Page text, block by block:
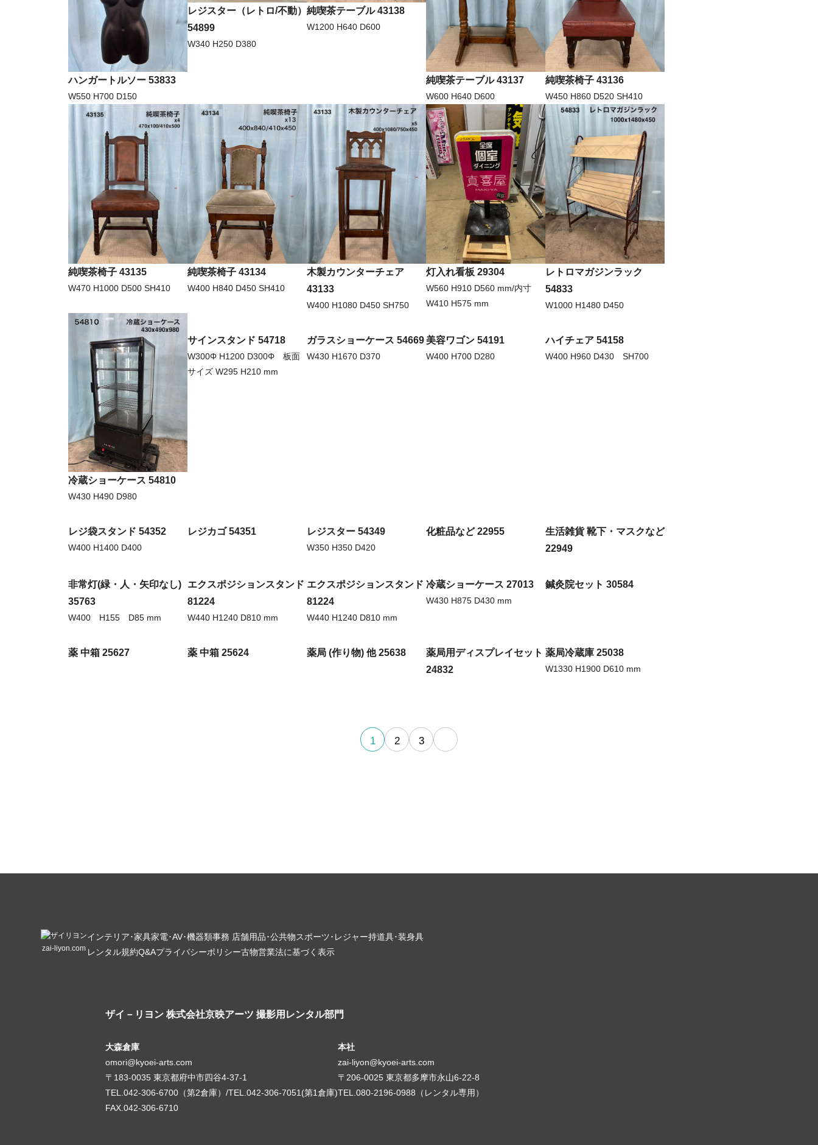
ハンガートルソー 53833
W550 H700 D150
レジスター（レトロ/不動）
54899
W340 H250 D380
純喫茶テーブル 43138
W1200 H640 D600
純喫茶テーブル 43137
W600 H640 D600
純喫茶椅子 43136
W450 H860 D520 SH410
純喫茶椅子 43135
W470 H1000 D500 SH410
純喫茶椅子 43134
W400 H840 D450 SH410
木製カウンターチェア
43133
W400 H1080 D450 SH750
灯入れ看板 29304
W560 H910 D560 mm/内寸
W410 H575 mm
レトロマガジンラック
54833
W1000 H1480 D450
冷蔵ショーケース 54810
W430 H490 D980
サインスタンド 54718
W300Φ H1200 D300Φ 板面
サイズ W295 H210 mm
ガラスショーケース 54669
W430 H1670 D370
美容ワゴン 54191
W400 H700 D280
ハイチェア 54158
W400 H960 D430 SH700
レジ袋スタンド 54352
W400 H1400 D400
レジカゴ 54351 レジスター 54349
W350 H350 D420
化粧品など 22955
生活雑貨 靴下・マスクなど
22949
非常灯(緑・人・矢印なし)
35763
W400 H155 D85 mm
エクスポジションスタンド
81224
W440 H1240 D810 mm
エクスポジションスタンド
81224
W440 H1240 D810 mm
冷蔵ショーケース 27013
W430 H875 D430 mm
鍼灸院セット 30584
薬 中箱 25627 薬 中箱 25624 薬局 (作り物) 他 25638
薬局用ディスプレイセット
24832
薬局冷蔵庫 25038
W1330 H1900 D610 mm
1 2 3
zai-liyon.com
インテリア･家具家電･AV･機器類事務 店舗用品･公共物スポーツ･レジャー持道具･装身具
レンタル規約Q&Aプライバシーポリシー古物営業法に基づく表示
ザイ－リヨン 株式会社京映アーツ 撮影用レンタル部門
大森倉庫
omori@kyoei-arts.com
〒183-0035 東京都府中市四谷4-37-1
TEL.042-306-6700（第2倉庫）/TEL.042-306-7051(第1倉庫)
FAX.042-306-6710
本社
zai-liyon@kyoei-arts.com
〒206-0025 東京都多摩市永山6-22-8
TEL.080-2196-0988（レンタル専用）